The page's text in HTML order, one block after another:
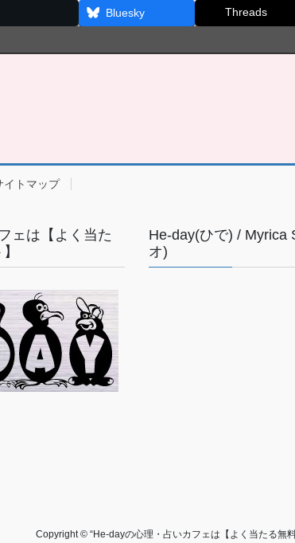
Bluesky Threads
イトマップ
ェは【よく当た
He-day(ひで) / Myrica
オ)
Copyright © “He-dayの心理・占いカフェは【よく当たる無